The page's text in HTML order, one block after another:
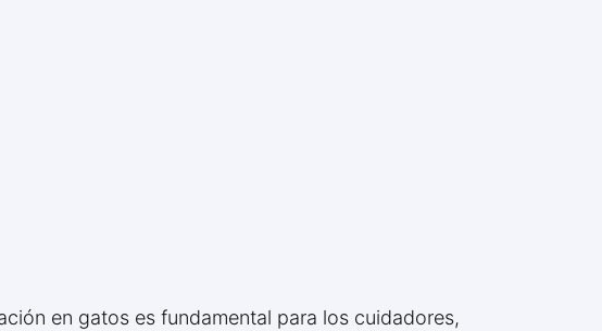
en gatos es fundamental para los cuidadores,